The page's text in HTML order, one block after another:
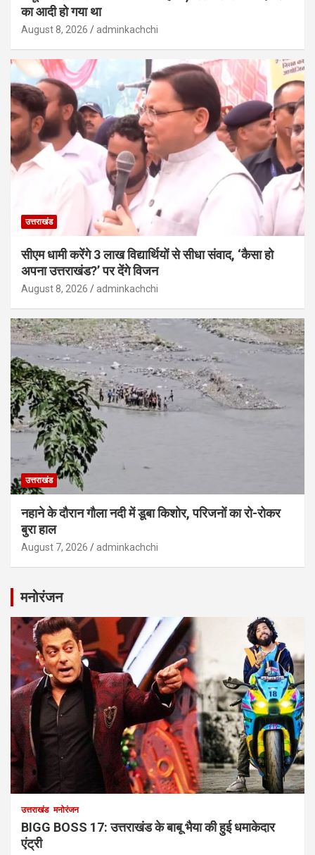
का आदी हो गया था
August 8, 2026 adminkachchi
उत्तराखंड
सीएम धामी करेंगे 3 लाख विद्यार्थियों से सीधा संवाद, ‘कैसा हो
अपना उत्तराखंड?’ पर देंगे विजन
August 8, 2026 adminkachchi
उत्तराखंड
नहाने के दौरान गौला नदी में डूबा किशोर, परिजनों का रो-रोकर
बुरा हाल
August 7, 2026 adminkachchi
मनोरंजन
उत्तराखंड मनोरंजन
BIGG BOSS 17: उत्तराखंड के बाबू भैया की हुई धमाकेदार
एंट्री